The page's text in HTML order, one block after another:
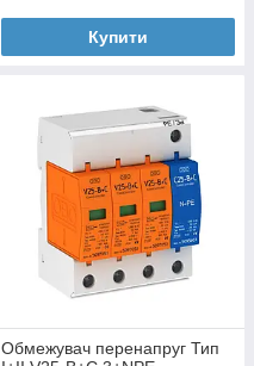
Купити
Обмежувач перенапруг Тип